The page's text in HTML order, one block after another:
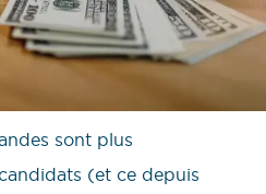
sont plus
(et ce depuis